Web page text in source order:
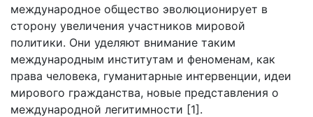
международное общество эволюционирует в
сторону увеличения участников мировой
политики. Они уделяют внимание таким
международным институтам и феноменам, как
права человека, гуманитарные интервенции, идеи
мирового гражданства, новые представления о
международной легитимности [1].